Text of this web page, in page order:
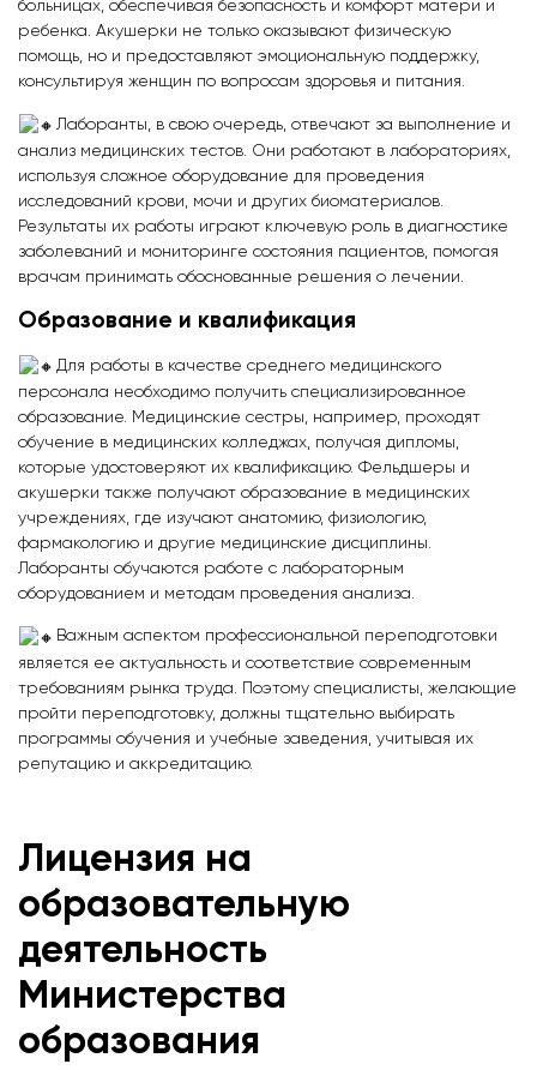
больницах, обеспечивая безопасность и комфорт матери и
ребенка. Акушерки не только оказывают физическую
помощь, но и предоставляют эмоциональную поддержку,
консультируя женщин по вопросам здоровья и питания.
Лаборанты, в свою очередь, отвечают за выполнение и
анализ медицинских тестов. Они работают в лабораториях,
используя сложное оборудование для проведения
исследований крови, мочи и других биоматериалов.
Результаты их работы играют ключевую роль в диагностике
заболеваний и мониторинге состояния пациентов, помогая
врачам принимать обоснованные решения о лечении.
Образование и квалификация
Для работы в качестве среднего медицинского
персонала необходимо получить специализированное
образование. Медицинские сестры, например, проходят
обучение в медицинских колледжах, получая дипломы,
которые удостоверяют их квалификацию. Фельдшеры и
акушерки также получают образование в медицинских
учреждениях, где изучают анатомию, физиологию,
фармакологию и другие медицинские дисциплины.
Лаборанты обучаются работе с лабораторным
оборудованием и методам проведения анализа.
Важным аспектом профессиональной переподготовки
является ее актуальность и соответствие современным
требованиям рынка труда. Поэтому специалисты, желающие
пройти переподготовку, должны тщательно выбирать
программы обучения и учебные заведения, учитывая их
репутацию и аккредитацию.
Лицензия на
образовательную
деятельность
Министерства
образования